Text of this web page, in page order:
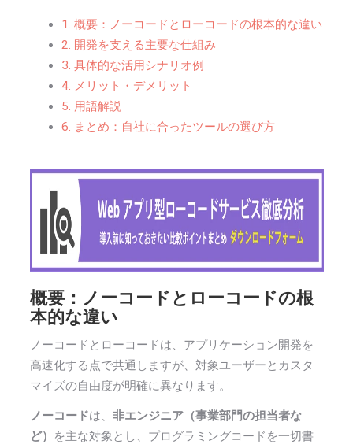
1. 概要：ノーコードとローコードの根本的な違い
2. 開発を支える主要な仕組み
3. 具体的な活用シナリオ例
4. メリット・デメリット
5. 用語解説
6. まとめ：自社に合ったツールの選び方
概要：ノーコードとローコードの根
本的な違い
ノーコードとローコードは、アプリケーション開発を
高速化する点で共通しますが、対象ユーザーとカスタ
マイズの自由度が明確に異なります。
ノーコードは、 非エンジニア（事業部門の担当者な
ど）
を主な対象とし、プログラミングコードを一切書